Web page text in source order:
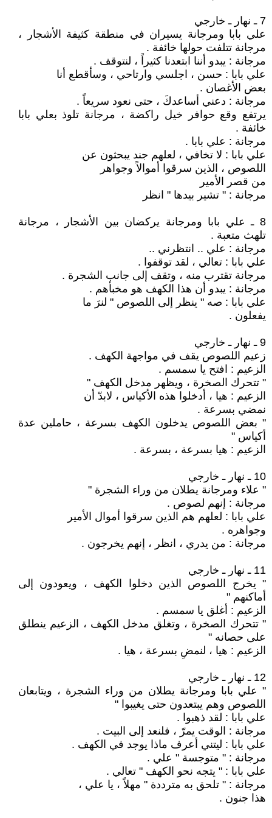
7 ـ نهار ـ خارجي
علي بابا ومرجانة يسيران في منطقة كثيفة الأشجار ،
مرجانة تتلفت حولها خائفة .
مرجانة : يبدو أننا ابتعدنا كثيراً ، لنتوقف .
علي بابا : حسن ، اجلسي وارتاحي ، وسأقطع أنا
بعض الأغصان .
مرجانة : دعني أساعدكَ ، حتى نعود سريعاً .
يرتفع وقع حوافر خيل راكضة ، مرجانة تلوذ بعلي بابا
خائفة .
مرجانة : علي بابا .
علي بابا : لا تخافي ، لعلهم جند يبحثون عن
اللصوص ، الذين سرقوا أموالاً وجواهر
من قصر الأمير
مرجانة : " تشير بيدها " انظر
8 ـ علي بابا ومرجانة يركضان بين الأشجار ، مرجانة
تلهث متعبة .
مرجانة : علي .. انتظرني ..
علي بابا : تعالي ، لقد توقفوا .
مرجانة تقترب منه ، وتقف إلى جانب الشجرة .
مرجانة : يبدو أن هذا الكهف هو مخبأهم .
علي بابا : صه " ينظر إلى اللصوص " لنرَ ما
يفعلون .
9 ـ نهار ـ خارجي
زعيم اللصوص يقف في مواجهة الكهف .
الزعيم : افتح يا سمسم .
" تتحرك الصخرة ، ويظهر مدخل الكهف "
الزعيم : هيا ، أدخلوا هذه الأكياس ، لابدّ أن
نمضي بسرعة .
" بعض اللصوص يدخلون الكهف بسرعة ، حاملين عدة
أكياس "
الزعيم : هيا بسرعة ، بسرعة .
10 ـ نهار ـ خارجي
" علاء ومرجانة يطلان من وراء الشجرة "
مرجانة : إنهم لصوص .
علي بابا : لعلهم هم الذين سرقوا أموال الأمير
وجواهره .
مرجانة : من يدري ، انظر ، إنهم يخرجون .
11 ـ نهار ـ خارجي
" يخرج اللصوص الذين دخلوا الكهف ، ويعودون إلى
أماكنهم "
الزعيم : أغلق يا سمسم .
" تتحرك الصخرة ، وتغلق مدخل الكهف ، الزعيم ينطلق
على حصانه "
الزعيم : هيا ، لنمضِ بسرعة ، هيا .
12 ـ نهار ـ خارجي
" علي بابا ومرجانة يطلان من وراء الشجرة ، ويتابعان
اللصوص وهم يبتعدون حتى يغيبوا "
علي بابا : لقد ذهبوا .
مرجانة : الوقت يمرّ ، فلنعد إلى البيت .
علي بابا : ليتني أعرف ماذا يوجد في الكهف .
مرجانة : " متوجسة " علي .
علي بابا : " يتجه نحو الكهف " تعالي .
مرجانة : " تلحق به مترددة " مهلاً ، يا علي ،
هذا جنون .